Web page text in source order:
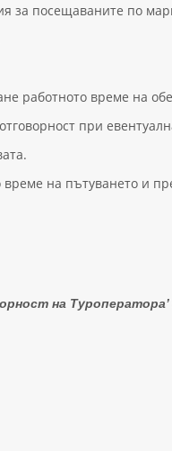
за посещаваните по
работното време на
при
на пътуването и
на Туроператора’